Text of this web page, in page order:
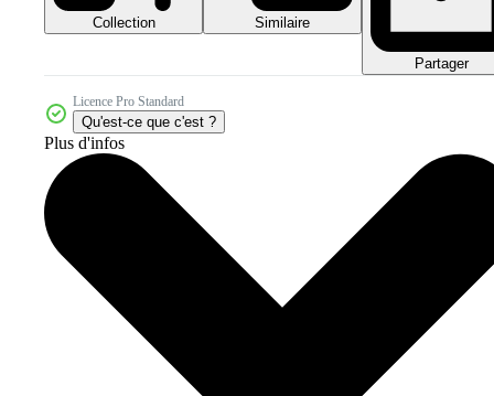
Collection Similaire
Partager
Licence Pro Standard
Qu'est-ce que c'est ?
Plus d'infos